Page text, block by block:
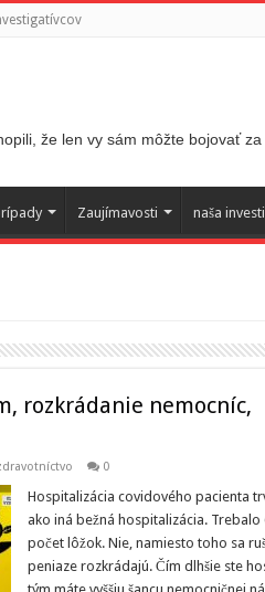
že len vy sám môžte bojovať
Zaujímavosti naša
rozkrádanie nemocníc,
0
Hospitalizácia covidového pacienta
ako iná bežná hospitalizácia. Trebalo
počet lôžok. Nie, namiesto toho sa
peniaze rozkrádajú. Čím dlhšie ste